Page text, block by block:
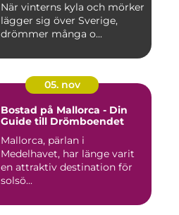
När vinterns kyla och mörker
lägger sig över Sverige,
drömmer många o...
05. nov
Bostad på Mallorca - Din
Guide till Drömboendet
Mallorca, pärlan i
Medelhavet, har länge varit
en attraktiv destination för
solsö...